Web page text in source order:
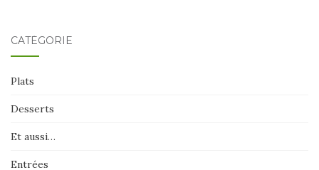
CATÉGORIE
Plats
Desserts
Et aussi…
Entrées